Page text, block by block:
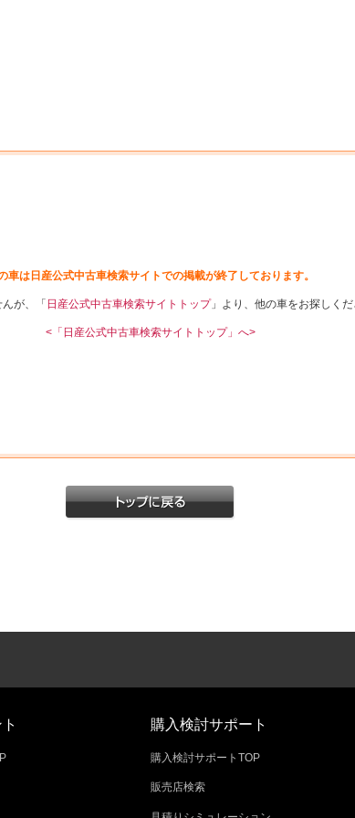
車は日産公式中古車検索サイトでの掲載が終了しております。
が、「 日産公式中古車検索サイトトップ」より、他の車をお探しくだ
<「日産公式中古車検索サイトトップ」へ>
購入検討サポート
購入検討サポートTOP
販売店検索